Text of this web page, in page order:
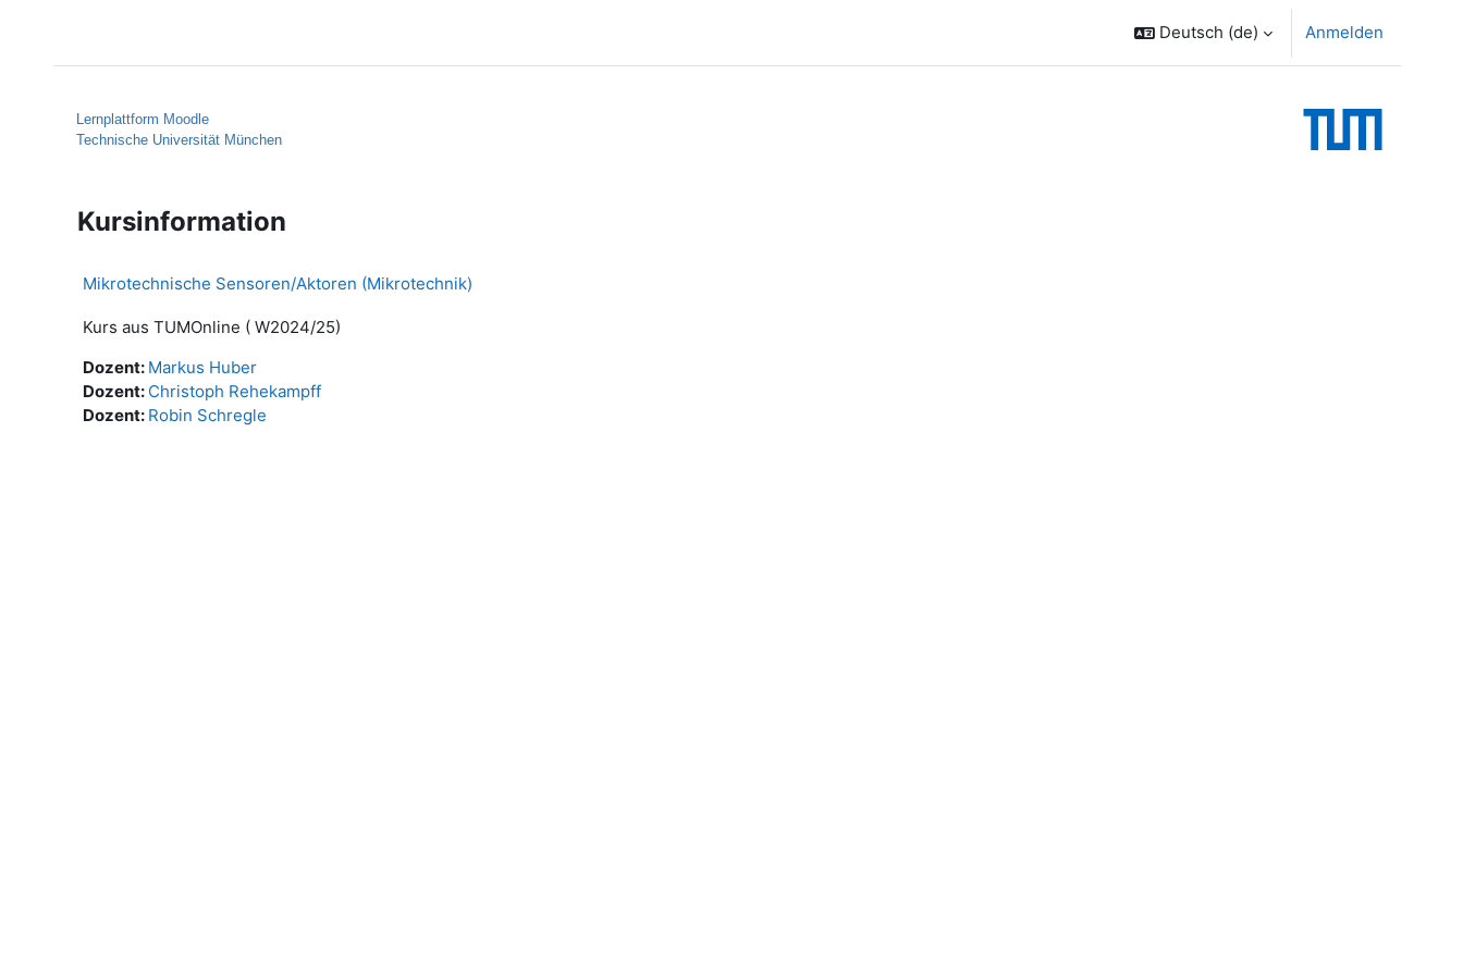
Deutsch ‎(de)‎ Anmelden
Lernplattform Moodle
Technische Universität München
Kursinformation
Mikrotechnische Sensoren/Aktoren (Mikrotechnik)
Kurs aus TUMOnline ( W2024/25)
Dozent: Markus Huber
Dozent: Christoph Rehekampff
Dozent: Robin Schregle